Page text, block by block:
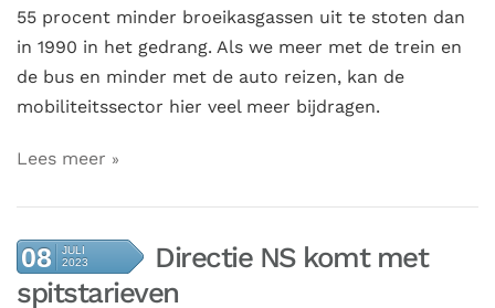
55 procent minder broeikasgassen uit te stoten dan
in 1990 in het gedrang. Als we meer met de trein en
de bus en minder met de auto reizen, kan de
mobiliteitssector hier veel meer bijdragen.
Lees meer
08
JULI
2023
Directie NS komt met
spitstarieven